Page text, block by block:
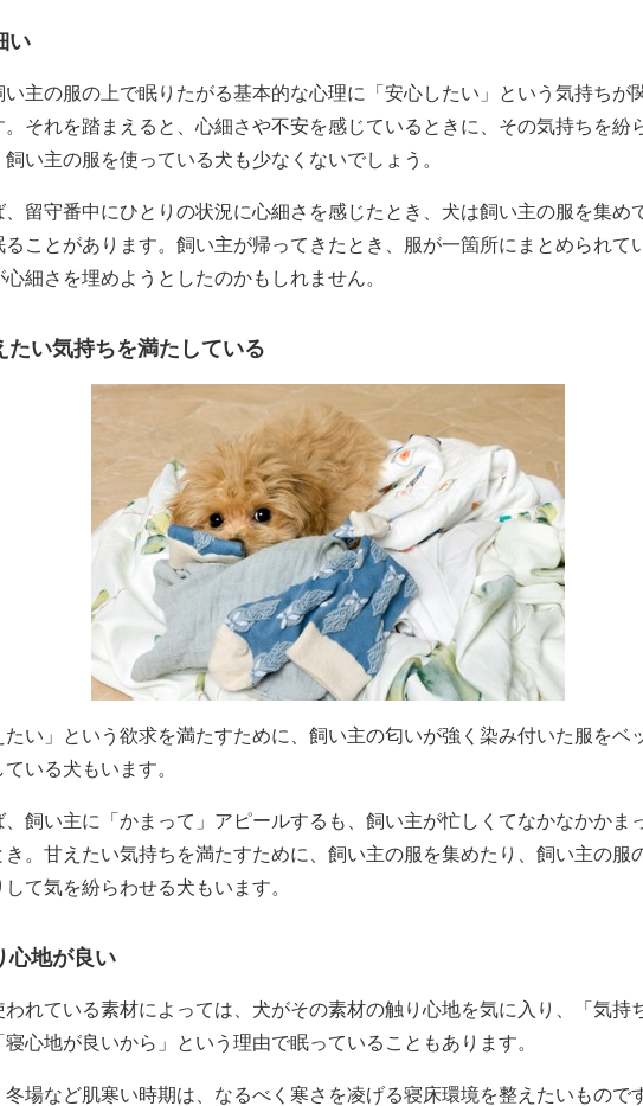
い
い主の服の上で眠りたがる基本的な心理に「安心したい」という気持ちが
。それを踏まえると、心細さや不安を感じているときに、その気持ちを紛
飼い主の服を使っている犬も少なくないでしょう。
、留守番中にひとりの状況に心細さを感じたとき、犬は飼い主の服を集め
ることがあります。飼い主が帰ってきたとき、服が一箇所にまとめられて
心細さを埋めようとしたのかもしれません。
たい気持ちを満たしている
たい」という欲求を満たすために、飼い主の匂いが強く染み付いた服をベ
ている犬もいます。
、飼い主に「かまって」アピールするも、飼い主が忙しくてなかなかかま
き。甘えたい気持ちを満たすために、飼い主の服を集めたり、飼い主の服
して気を紛らわせる犬もいます。
心地が良い
われている素材によっては、犬がその素材の触り心地を気に入り、「気持
寝心地が良いから」という理由で眠っていることもあります。
冬場など肌寒い時期は、なるべく寒さを凌げる寝床環境を整えたいもので